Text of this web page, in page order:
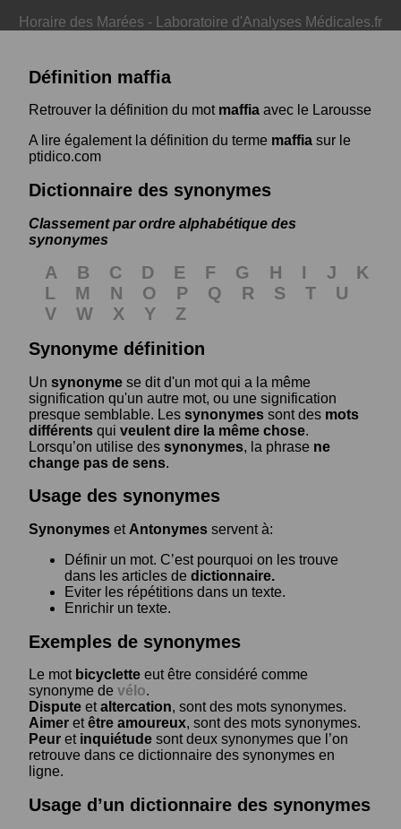
Horaire des Marées - Laboratoire d'Analyses Médicales.fr
Définition maffia
Retrouver la définition du mot maffia avec le Larousse
A lire également la définition du terme maffia sur le
ptidico.com
Dictionnaire des synonymes
Classement par ordre alphabétique des
synonymes
A B C D E F G H I J
K
L
M N O P Q R S T
U
V
W X Y
Z
Synonyme définition
Un synonyme se dit d'un mot qui a la même
signification qu'un autre mot, ou une signification
presque semblable. Les synonymes sont des mots
différents qui veulent dire la même chose.
Lorsqu’on utilise des synonymes, la phrase ne
change pas de sens.
Usage des synonymes
Synonymes et Antonymes servent à:
Définir un mot. C’est pourquoi on les trouve
dans les articles de dictionnaire.
Eviter les répétitions dans un texte.
Enrichir un texte.
Exemples de synonymes
Le mot bicyclette eut être considéré comme
synonyme de vélo.
Dispute etaltercation, sont des mots synonymes.
Aimer etêtre amoureux, sont des mots synonymes.
Peur et inquiétude sont deux synonymes que l’on
retrouve dans ce dictionnaire des synonymes en
ligne.
Usage d’un dictionnaire des synonymes